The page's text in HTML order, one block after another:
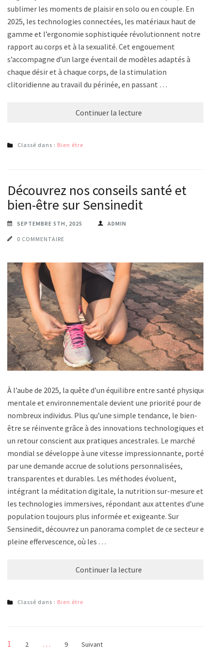
sublimer les moments de plaisir en solo ou en couple. En
2025, les technologies connectées, les matériaux haut de
gamme et l’ergonomie sophistiquée révolutionnent notre
rapport au corps et à la sexualité. Cet engouement
s’accompagne d’un large éventail de modèles adaptés à
chaque désir et à chaque corps, de la stimulation
clitoridienne au travail du périnée, en passant …
Continuer la lecture
Classé dans : Bien étre
Découvrez nos conseils santé et
bien-être sur Sensinedit
SEPTEMBRE 5TH, 2025 ADMIN
0 COMMENTAIRE
À l’aube de 2025, la quête d’un équilibre entre santé physique,
mentale et environnementale devient une priorité pour de
nombreux individus. Plus qu’une simple tendance, le bien-
être se réinvente grâce à des innovations technologiques et à
un retour conscient aux pratiques ancestrales. Le marché
mondial se développe à une vitesse impressionnante, porté
par une demande accrue de solutions personnalisées,
transparentes et durables. Les méthodes évoluent,
intégrant la méditation digitale, la nutrition sur-mesure et
les technologies immersives, répondant aux attentes d’une
population toujours plus informée et exigeante. Sur
Sensinedit, découvrez un panorama complet de ce secteur en
pleine effervescence, où les …
Continuer la lecture
Classé dans : Bien étre
Pagination
Page
1 Page
2 … Page
9 Suivant